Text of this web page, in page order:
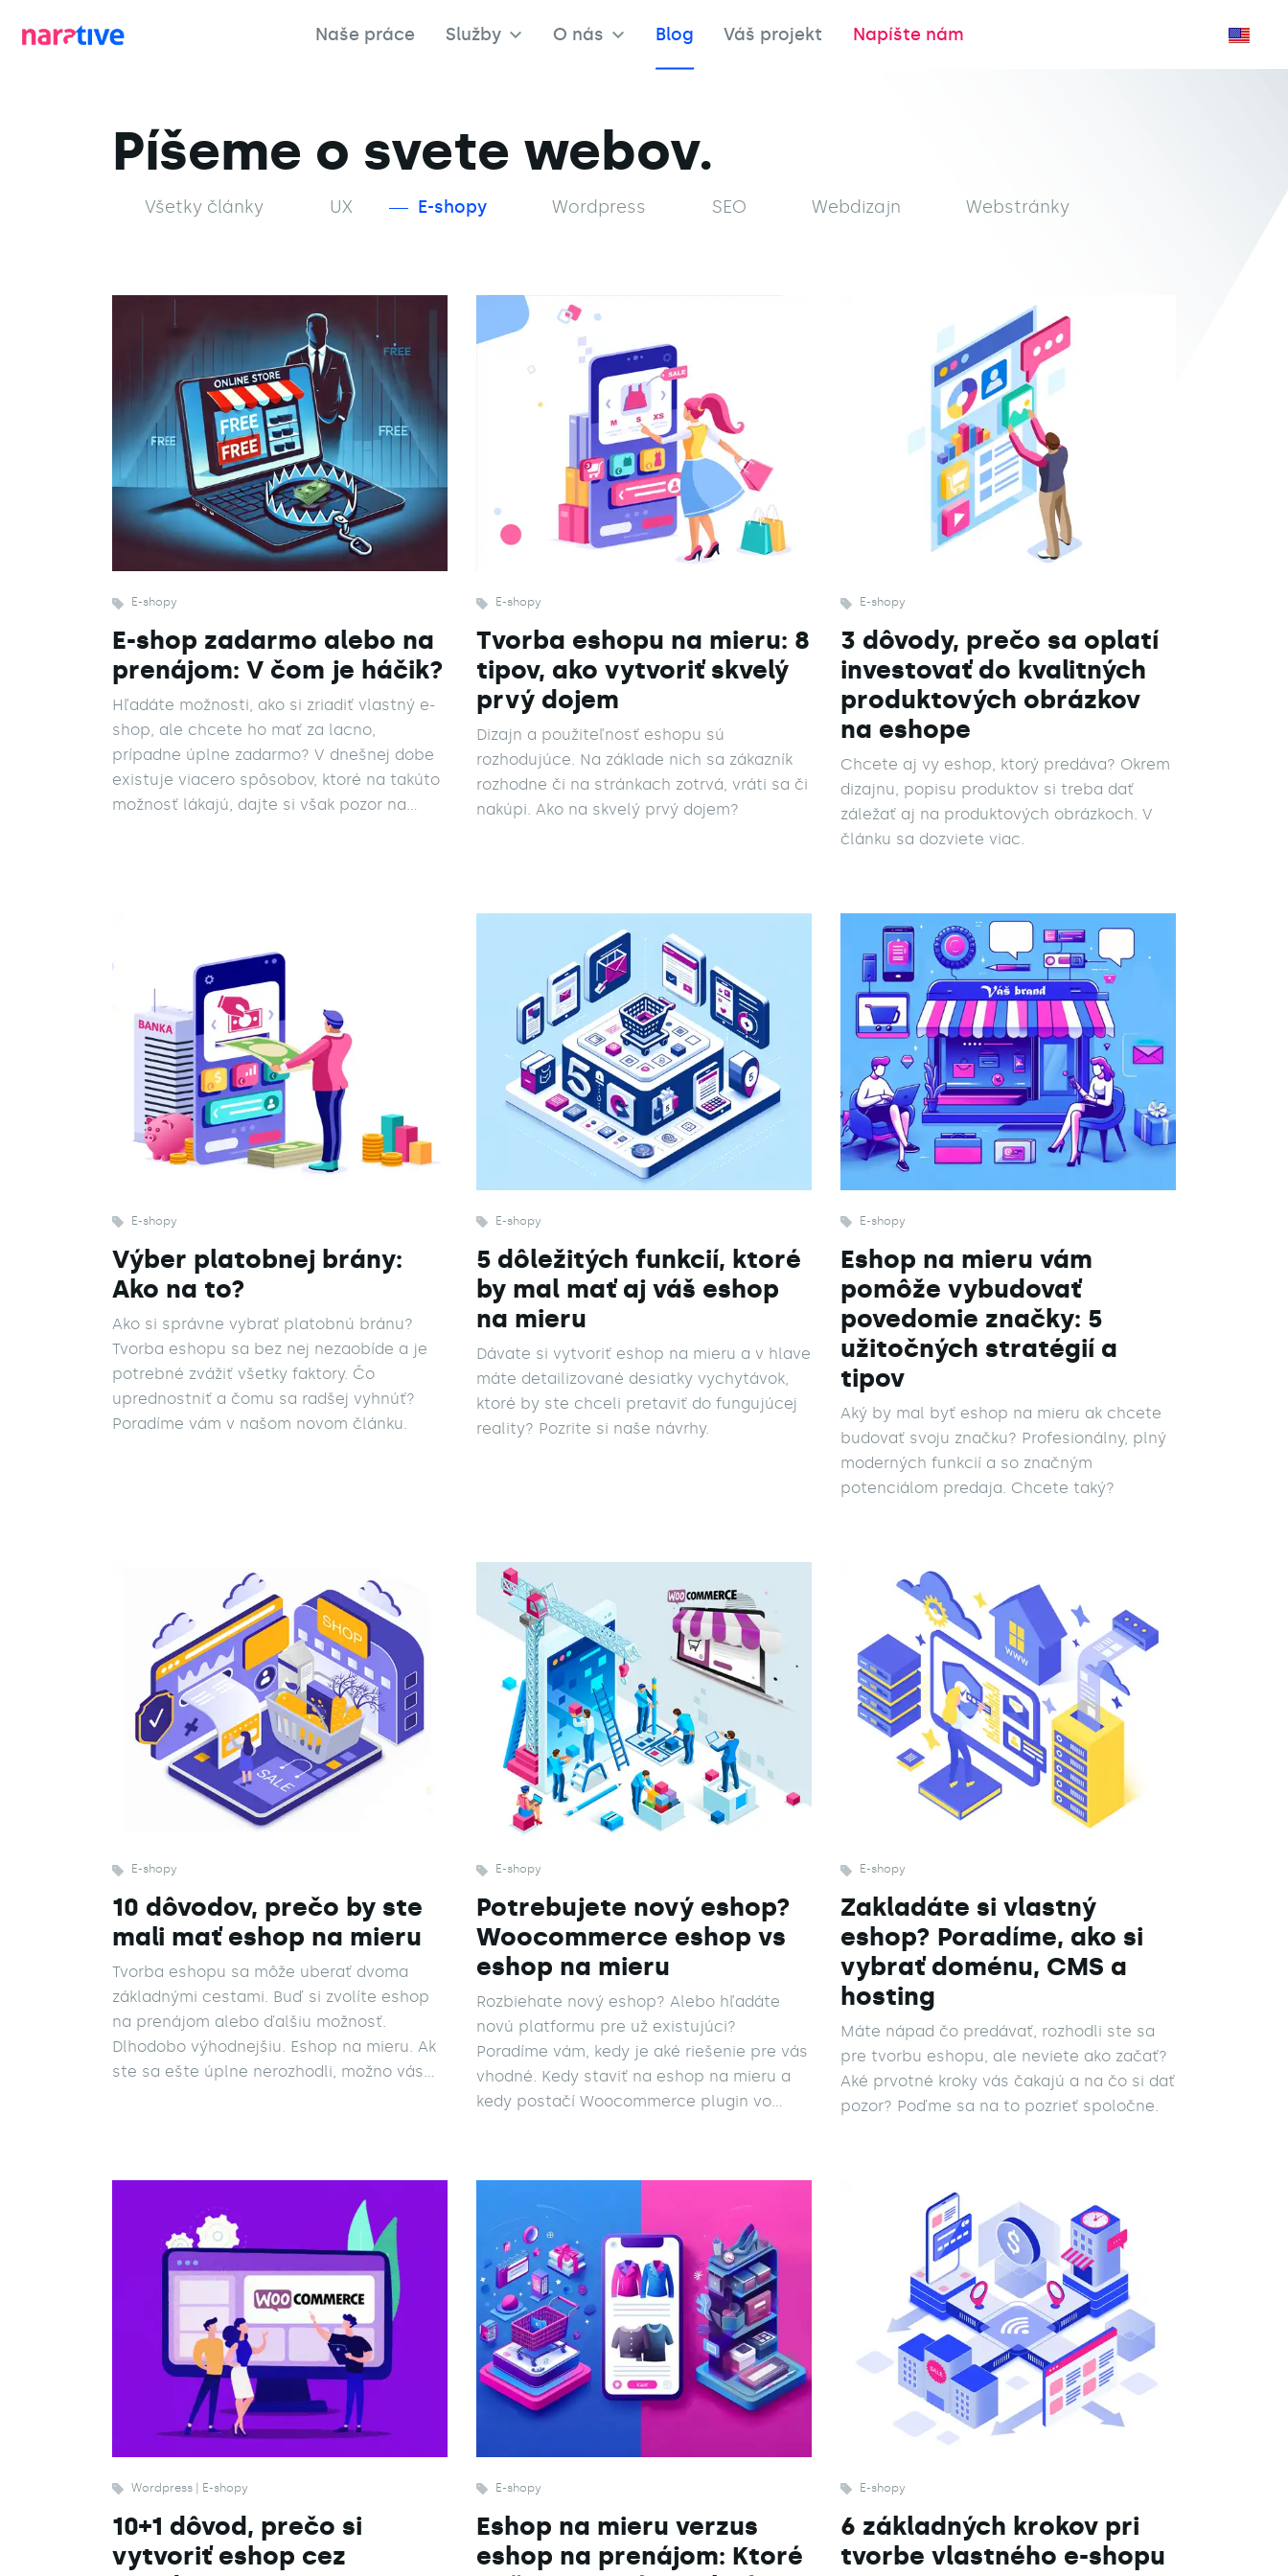
Služby
Naše práce O nás Blog Váš projekt Napíšte nám
Píšeme o svete webov.
Všetky články UX E-shopy Wordpress SEO Webdizajn Webstránky
E-shopy
E-shop zadarmo alebo na
prenájom: V čom je háčik?
Hľadáte možnosti, ako si zriadiť vlastný e-
shop, ale chcete ho mať za lacno,
prípadne úplne zadarmo? V dnešnej dobe
existuje viacero spôsobov, ktoré na takúto
možnosť lákajú, dajte si však pozor na
E-shopy
Tvorba eshopu na mieru: 8
tipov, ako vytvoriť skvelý
prvý dojem
Dizajn a použiteľnosť eshopu sú
rozhodujúce. Na základe nich sa zákazník
rozhodne či na stránkach zotrvá, vráti sa či
nakúpi. Ako na skvelý prvý dojem?
E-shopy
3 dôvody, prečo sa oplatí
investovať do kvalitných
produktových obrázkov
na eshope
Chcete aj vy eshop, ktorý predáva? Okrem
dizajnu, popisu produktov si treba dať
záležať aj na produktových obrázkoch. V
článku sa dozviete viac.
E-shopy
Výber platobnej brány:
Ako na to?
Ako si správne vybrať platobnú bránu?
Tvorba eshopu sa bez nej nezaobíde a je
potrebné zvážiť všetky faktory. Čo
uprednostniť a čomu sa radšej vyhnúť?
Poradíme vám v našom novom článku.
E-shopy
5 dôležitých funkcií, ktoré
by mal mať aj váš eshop
na mieru
Dávate si vytvoriť eshop na mieru a v hlave
máte detailizované desiatky vychytávok,
ktoré by ste chceli pretaviť do fungujúcej
reality? Pozrite si naše návrhy.
E-shopy
Eshop na mieru vám
pomôže vybudovať
povedomie značky: 5
užitočných stratégií a
tipov
Aký by mal byť eshop na mieru ak chcete
budovať svoju značku? Profesionálny, plný
moderných funkcií a so značným
potenciálom predaja. Chcete taký?
E-shopy
10 dôvodov, prečo by ste
mali mať eshop na mieru
Tvorba eshopu sa môže uberať dvoma
základnými cestami. Buď si zvolíte eshop
na prenájom alebo ďalšiu možnosť.
Dlhodobo výhodnejšiu. Eshop na mieru. Ak
ste sa ešte úplne nerozhodli, možno vás
E-shopy
Potrebujete nový eshop?
Woocommerce eshop vs
eshop na mieru
Rozbiehate nový eshop? Alebo hľadáte
novú platformu pre už existujúci?
Poradíme vám, kedy je aké riešenie pre vás
vhodné. Kedy staviť na eshop na mieru a
kedy postačí Woocommerce plugin vo
E-shopy
Zakladáte si vlastný
eshop? Poradíme, ako si
vybrať doménu, CMS a
hosting
Máte nápad čo predávať, rozhodli ste sa
pre tvorbu eshopu, ale neviete ako začať?
Aké prvotné kroky vás čakajú a na čo si dať
pozor? Poďme sa na to pozrieť spoločne.
Wordpress | E-shopy
10+1 dôvod, prečo si
vytvoriť eshop cez
E-shopy
Eshop na mieru verzus
eshop na prenájom: Ktoré
E-shopy
6 základných krokov pri
tvorbe vlastného e-shopu